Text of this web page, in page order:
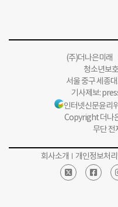
(주)더나은미
청소년보
서울 중구 세종
기사제보:
인터넷신문윤리
Copyright 더나
무단 전
회사소개 개인정보처